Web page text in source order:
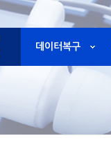
데이터복구